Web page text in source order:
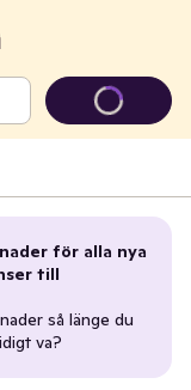
för alla nya
till
så länge du
va?